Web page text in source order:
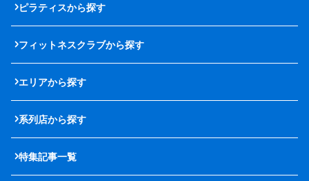
ピラティスから探す
フィットネスクラブから探す
エリアから探す
系列店から探す
特集記事一覧